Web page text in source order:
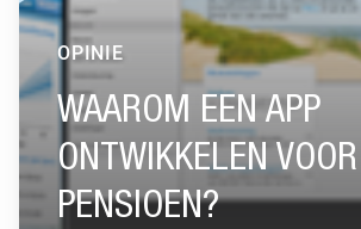
WAAROM EEN APP
ONTWIKKELEN VOOR
PENSIOEN?
OPINIE